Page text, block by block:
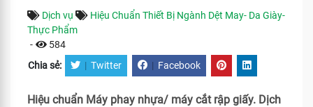
Dịch vụ
Hiệu Chuẩn Thiết Bị Ngành Dệt May- Da Giày-
Thực Phẩm
-
584
Chia sẻ: | Twitter | Facebook
Hiệu chuẩn Máy phay nhựa/ máy cắt rập giấy. Dịch